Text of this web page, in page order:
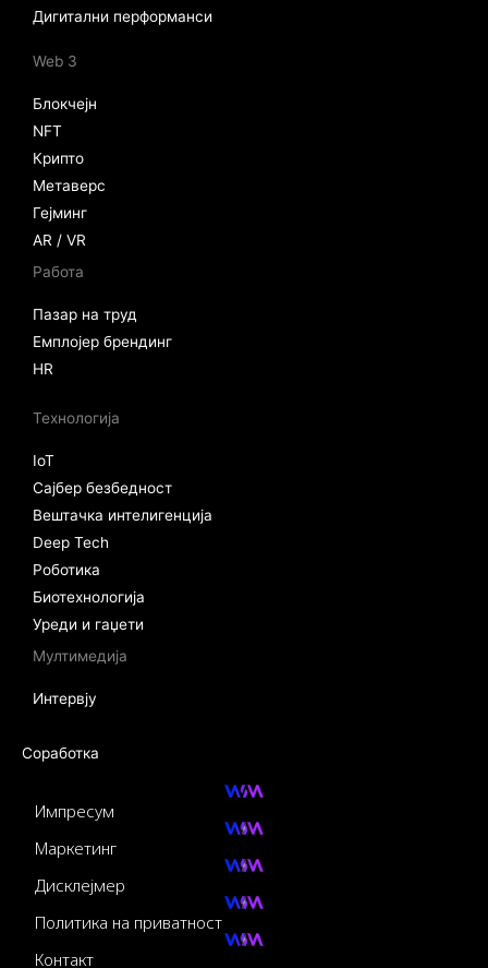
Дигитални перформанси
Web 3
Блокчејн
NFT
Крипто
Метаверс
Гејминг
AR / VR
Работа
Пазар на труд
Емплојер брендинг
HR
Технологија
IoT
Сајбер безбедност
Вештачка интелигенција
Deep Tech
Роботика
Биотехнологија
Уреди и гаџети
Мултимедија
Интервју
Соработка
Импресум
Маркетинг
Дисклејмер
Политика на приватност
Контакт